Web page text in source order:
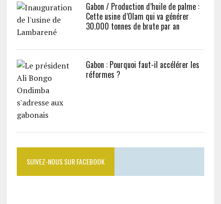
Gabon / Production d’huile de palme :
Cette usine d’Olam qui va générer
30.000 tonnes de brute par an
Gabon : Pourquoi faut-il accélérer les
réformes ?
SUIVEZ-NOUS SUR FACEBOOK